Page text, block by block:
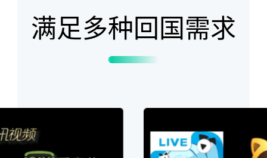
满足多种回国需求